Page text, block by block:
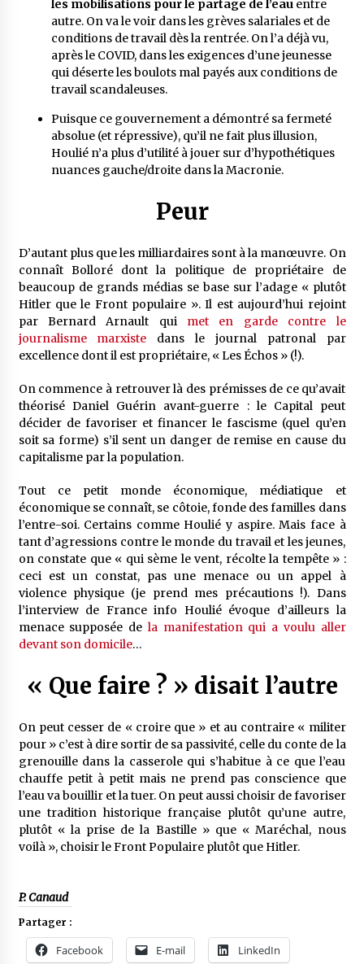
les mobilisations pour le partage de l’eauentre
autre. On va le voir dans les grèves salariales et de
conditions de travail dès la rentrée. On l’a déjà vu,
après le COVID, dans les exigences d’une jeunesse
qui déserte les boulots mal payés aux conditions de
travail scandaleuses.
Puisque ce gouvernement a démontré sa fermeté
absolue (et répressive), qu’il ne fait plus illusion,
Houlié n’a plus d’utilité à jouer sur d’hypothétiques
nuances gauche/droite dans la Macronie.
Peur
D’autant plus que les milliardaires sont à la manœuvre. On
connaît Bolloré dont la politique de propriétaire de
beaucoup de grands médias se base sur l’adage « plutôt
Hitler que le Front populaire ». Il est aujourd’hui rejoint
par Bernard Arnault qui met en garde contre le
journalisme marxiste dans le journal patronal par
excellence dont il est propriétaire, « Les Échos » (!).
On commence à retrouver là des prémisses de ce qu’avait
théorisé Daniel Guérin avant-guerre : le Capital peut
décider de favoriser et financer le fascisme (quel qu’en
soit sa forme) s’il sent un danger de remise en cause du
capitalisme par la population.
Tout ce petit monde économique, médiatique et
économique se connaît, se côtoie, fonde des familles dans
l’entre-soi. Certains comme Houlié y aspire. Mais face à
tant d’agressions contre le monde du travail et les jeunes,
on constate que « qui sème le vent, récolte la tempête » :
ceci est un constat, pas une menace ou un appel à
violence physique (je prend mes précautions !). Dans
l’interview de France info Houlié évoque d’ailleurs la
menace supposée dela manifestation qui a voulu aller
devant son domicile…
« Que faire ? » disait l’autre
On peut cesser de « croire que » et au contraire « militer
pour » c’est à dire sortir de sa passivité, celle du conte de la
grenouille dans la casserole qui s’habitue à ce que l’eau
chauffe petit à petit mais ne prend pas conscience que
l’eau va bouillir et la tuer. On peut aussi choisir de favoriser
une tradition historique française plutôt qu’une autre,
plutôt « la prise de la Bastille » que « Maréchal, nous
voilà », choisir le Front Populaire plutôt que Hitler.
P. Canaud
Partager :
Facebook E-mail LinkedIn